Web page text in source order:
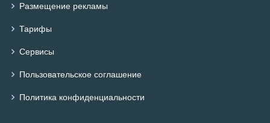
Размещение рекламы
Тарифы
Сервисы
Пользовательское соглашение
Политика конфиденциальности